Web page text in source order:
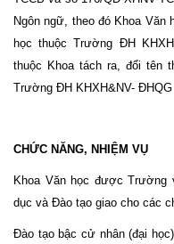
Ngôn ngữ, theo đó Khoa Văn
học thuộc Trường ĐH
thuộc Khoa tách ra, đổi tên
Trường ĐH KHXH&NV- ĐHQG
CHỨC NĂNG, NHIỆM VỤ
Khoa Văn học được Trường
dục và Đào tạo giao cho các
Đào tạo bậc cử nhân (đại